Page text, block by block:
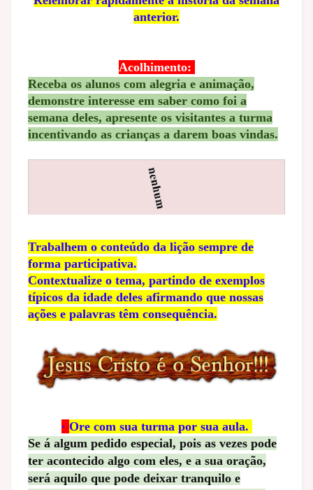
anterior.
Acolhimento:
Receba os alunos com alegria e animação,
demonstre interesse em saber como foi a
semana deles, apresente os visitantes a turma
incentivando as crianças a darem boas vindas.
Trabalhem o conteúdo da lição sempre de
forma participativa.
Contextualize o tema, partindo de exemplos
típicos da idade deles afirmando que nossas
ações e palavras têm consequência.
· Ore com sua turma por sua aula.
Se á algum pedido especial, pois as vezes pode
ter acontecido algo com eles, e a sua oração,
será aquilo que pode deixar tranquilo e